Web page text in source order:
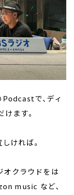
で、ディ
ます。
ければ。
オクラウドをは
music など、